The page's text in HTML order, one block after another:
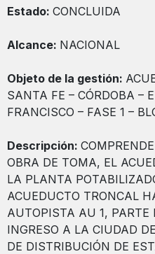
Estado: CONCLUIDA
Alcance: NACIONAL
Objeto de la gestión:
SANTA FE – CÓRDOBA –
FRANCISCO – FASE 1 –
Descripción:
OBRA DE TOMA, EL
LA PLANTA
ACUEDUCTO TRONCAL
AUTOPISTA AU 1, PARTE
INGRESO A LA CIUDAD
DE DISTRIBUCIÓN DE